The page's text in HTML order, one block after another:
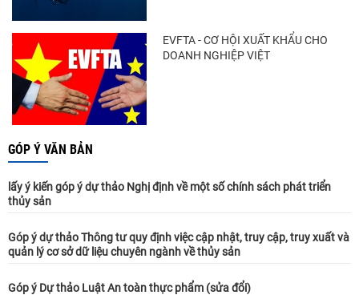
EVFTA - CƠ HỘI XUẤT KHẨU CHO
DOANH NGHIỆP VIỆT
GÓP Ý VĂN BẢN
lấy ý kiến góp ý dự thảo Nghị định về một số chính sách phát triển
thủy sản
Góp ý dự thảo Thông tư quy định việc cập nhật, truy cập, truy xuất và
quản lý cơ sở dữ liệu chuyên ngành về thủy sản
Góp ý Dự thảo Luật An toàn thực phẩm (sửa đổi)